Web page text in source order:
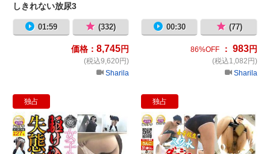
しきれない放尿3
01:59 (332)
価格： 8,745円
(税込9,620円)
Sharila
00:30 (77)
86%OFF： 983円
(税込1,082円)
Sharila
独占
女子校隠撮 駆け込み失態便所 壱
独占